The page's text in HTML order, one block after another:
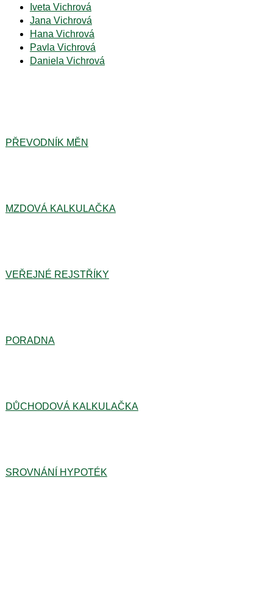
Iveta Vichrová
Jana Vichrová
Hana Vichrová
Pavla Vichrová
Daniela Vichrová
PŘEVODNÍK MĚN
MZDOVÁ KALKULAČKA
VEŘEJNÉ REJSTŘÍKY
PORADNA
DŮCHODOVÁ KALKULAČKA
SROVNÁNÍ HYPOTÉK